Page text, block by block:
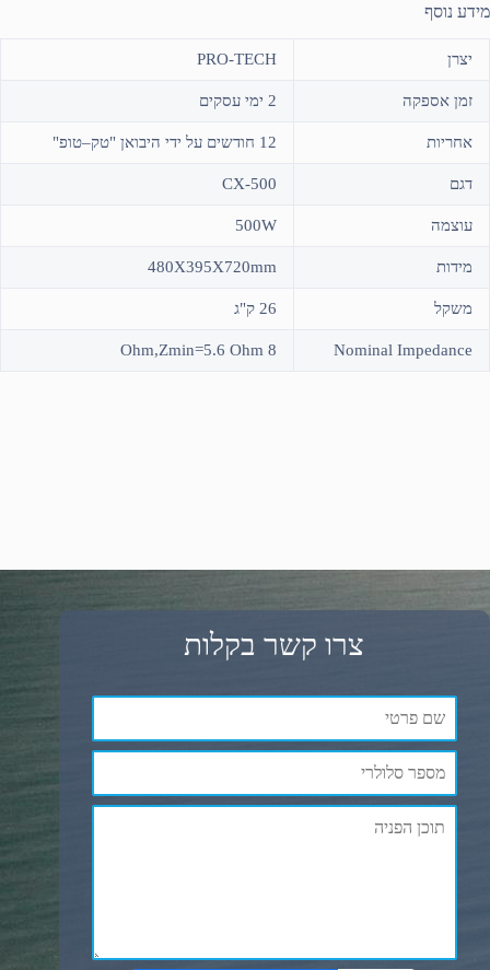
מידע נוסף
יצרן PRO-TECH
זמן אספקה 2 ימי עסקים
אחריות 12 חודשים על ידי היבואן "טק–טופ"
דגם CX-500
עוצמה 500W
מידות 480X395X720mm
משקל 26 ק"ג
Nominal Impedance
8 Ohm,Zmin=5.6 Ohm
צרו קשר בקלות